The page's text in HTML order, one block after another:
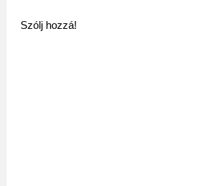
Szólj hozzá!